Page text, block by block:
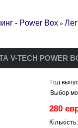
- Power Box »
TECH POWER
Год
Выбор
280
Кількість: